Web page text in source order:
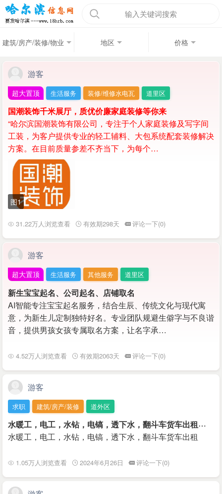
输入关键词搜索
建筑/房产/装修/物业 地区 价格
游客
超大置顶 生活服务 装修/维修水电瓦 道里区
国潮装饰千米展厅，质优价廉家庭装修等你来
“哈尔滨国潮装饰有限公司，专注于个人家庭装修及写字间
工装，为客户提供专业的轻工辅料、大包系统配套装修解决
方案。在目前质量参差不齐当下，为每个…
图1
31.22万人浏览查看 有效期298天 评论一下(0)
游客
超大置顶 生活服务 其他服务 道里区
新生宝宝起名、公司起名、店铺取名
AI智能专注宝宝起名服务，结合生辰、传统文化与现代寓
意，为新生儿定制独特好名。专业团队规避生僻字与不良谐
音，提供男孩女孩专属取名方案，让名字承…
4.52万人浏览查看 有效期2063天 评论一下(0)
游客
求职 建筑/房产/装修 道外区
水
暖工，电工，水钻，电镐，透下水，翻斗车货车出租￥500
水暖工，电工，水钻，电镐，透下水，翻斗车货车出租
1.05万人浏览查看 2024年6月26日 评论一下(0)